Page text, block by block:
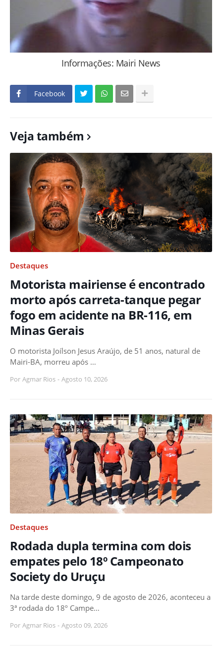
Informações: Mairi News
Facebook
Veja também
Destaques
Motorista mairiense é encontrado
morto após carreta-tanque pegar
fogo em acidente na BR-116, em
Minas Gerais
O motorista Joílson Jesus Araújo, de 51 anos, natural de
Mairi-BA, morreu após …
Por Agmar Rios - Agosto 10, 2026
Destaques
Rodada dupla termina com dois
empates pelo 18º Campeonato
Society do Uruçu
Na tarde deste domingo, 9 de agosto de 2026, aconteceu a
3ª rodada do 18º Campe…
Por Agmar Rios - Agosto 09, 2026